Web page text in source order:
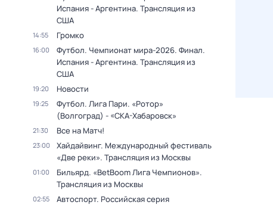
Испания - Аргентина. Трансляция из
США
14:55 Громко
16:00
Футбол. Чемпионат мира-2026. Финал.
Испания - Аргентина. Трансляция из
США
19:20 Новости
19:25
Футбол. Лига Пари. «Ротор»
(Волгоград) - «СКА-Хабаровск»
21:30 Все на Матч!
23:00
Хайдайвинг. Международный фестиваль
«Две реки». Трансляция из Москвы
01:00
Бильярд. «BetBoom Лига Чемпионов».
Трансляция из Москвы
02:55
Автоспорт. Российская серия